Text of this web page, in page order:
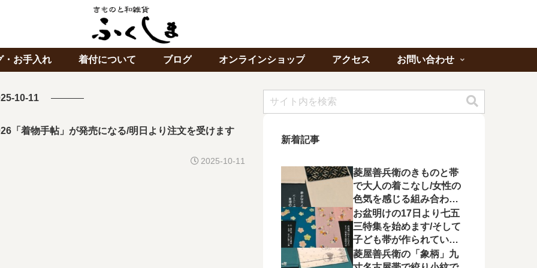
・お手入れ 着付について ブログ オンラインショップ アクセス お問い合わせ
10-11
「着物手帖」が発売になる/明日より注文を受けます
2025-10-11
新着記事
菱屋善兵衛のきものと帯
で大人の着こなし/女性の
色気を感じる組み合わに
心が惹かれる
お盆明けの17日より七五
三特集を始めます/そして
子ども帯が作られてい状
況に不満を漏らす
菱屋善兵衛の「象柄」九